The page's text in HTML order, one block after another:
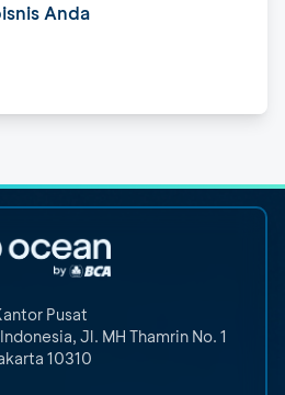
Anda
Pusat
, Jl. MH Thamrin No. 1
10310